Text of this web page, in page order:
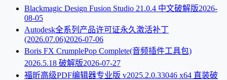
Blackmagic Design Fusion Studio 21.0.4 中文破解版2026-
08-05
Autodesk全系列产品许可证永久激活补丁
(2026.07.06)2026-07-06
Boris FX CrumplePop Complete(音频插件工具包)
2026.5.18 破解版2026-07-27
福昕高级PDF编辑器专业版 v2025.2.0.33046 x64 直装破